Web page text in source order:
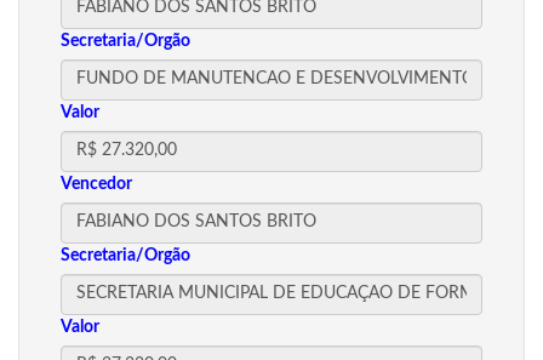
Secretaria/Orgão
Valor
Vencedor
Secretaria/Orgão
Valor